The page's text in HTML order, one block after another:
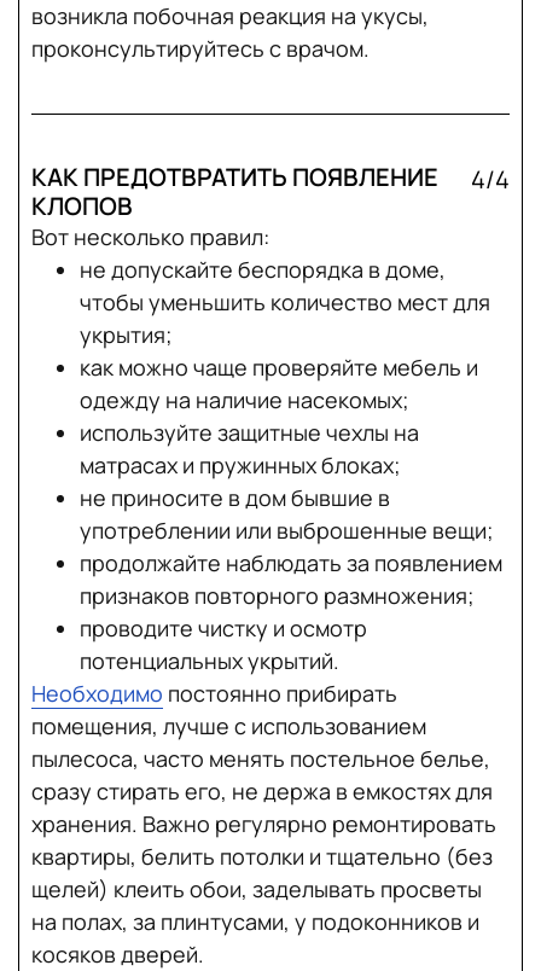
возникла побочная реакция на укусы,
проконсультируйтесь с врачом.
КАК ПРЕДОТВРАТИТЬ ПОЯВЛЕНИЕ
КЛОПОВ
4/4
Вот несколько правил:
не допускайте беспорядка в доме,
чтобы уменьшить количество мест для
укрытия;
как можно чаще проверяйте мебель и
одежду на наличие насекомых;
используйте защитные чехлы на
матрасах и пружинных блоках;
не приносите в дом бывшие в
употреблении или выброшенные вещи;
продолжайте наблюдать за появлением
признаков повторного размножения;
проводите чистку и осмотр
потенциальных укрытий.
Необходимо постоянно прибирать
помещения, лучше с использованием
пылесоса, часто менять постельное белье,
сразу стирать его, не держа в емкостях для
хранения. Важно регулярно ремонтировать
квартиры, белить потолки и тщательно (без
щелей) клеить обои, заделывать просветы
на полах, за плинтусами, у подоконников и
косяков дверей.